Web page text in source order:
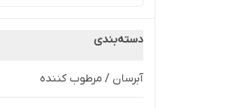
دسته‌بندی
آبرسان / مرطوب کننده